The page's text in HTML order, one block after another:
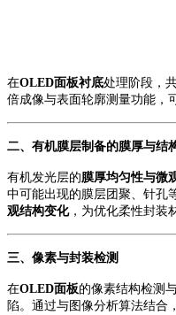
在OLED面板衬底处理阶段，
倍成像与表面轮廓测量功能，
二、 有机膜层制备的膜厚与结
有机发光层的膜厚均匀性与微
中可能出现的膜层团聚、针孔
观结构变化，为优化柔性封装
三、 像素与封装检测
在OLED面板的像素结构检测
陷。通过与图像分析算法结合